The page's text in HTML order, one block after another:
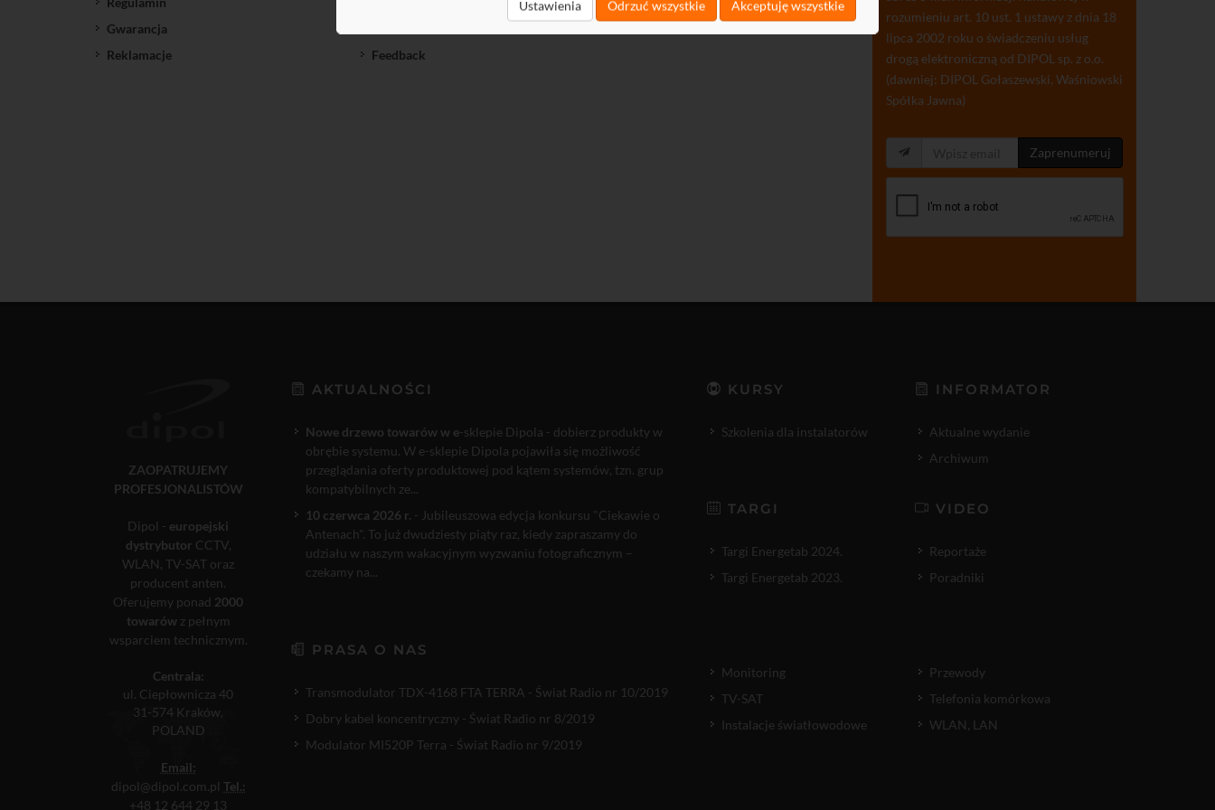
Ustawienia Odrzuć wszystkie Akceptuję wszystkie
Gwarancja
Reklamacje
Feedback
rozumieniu art. 10 ust. 1 ustawy z dnia 18
lipca 2002 roku o świadczeniu usług
drogą elektroniczną od DIPOL sp. z o.o.
(dawniej: DIPOL Gołaszewski, Waśniowski
Spółka Jawna)
Zaprenumeruj
ZAOPATRUJEMY
PROFESJONALISTÓW
Dipol - europejski
dystrybutor CCTV,
WLAN, TV-SAT oraz
producent anten.
Oferujemy ponad 2000
towarówz pełnym
wsparciem technicznym.
Centrala:
ul. Ciepłownicza 40
31-574 Kraków,
POLAND
Email:
dipol@dipol.com.pl Tel.:
+48 12 644 29 13
AKTUALNOŚCI
Nowe drzewo towarów w e-sklepie Dipola - dobierz produkty w
obrębie systemu. W e-sklepie Dipola pojawiła się możliwość
przeglądania oferty produktowej pod kątem systemów, tzn. grup
kompatybilnych ze...
10 czerwca 2026 r. - Jubileuszowa edycja konkursu "Ciekawie o
Antenach". To już dwudziesty piąty raz, kiedy zapraszamy do
udziału w naszym wakacyjnym wyzwaniu fotograficznym –
czekamy na...
PRASA O NAS
Transmodulator TDX-4168 FTA TERRA - Świat Radio nr 10/2019
Dobry kabel koncentryczny - Świat Radio nr 8/2019
Modulator MI520P Terra - Świat Radio nr 9/2019
KURSY
Szkolenia dla instalatorów
TARGI
Targi Energetab 2024.
Targi Energetab 2023.
INFORMATOR
Aktualne wydanie
Archiwum
VIDEO
Reportaże
Poradniki
Monitoring
TV-SAT
Instalacje światłowodowe
Przewody
Telefonia komórkowa
WLAN, LAN